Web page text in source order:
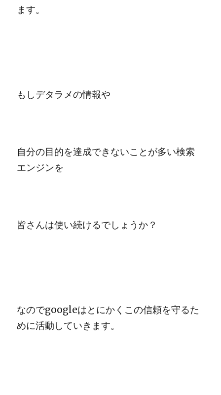
ます。
もしデタラメの情報や
自分の目的を達成できないことが多い検索
エンジンを
皆さんは使い続けるでしょうか？
なのでgoogleはとにかくこの信頼を守るた
めに活動していきます。